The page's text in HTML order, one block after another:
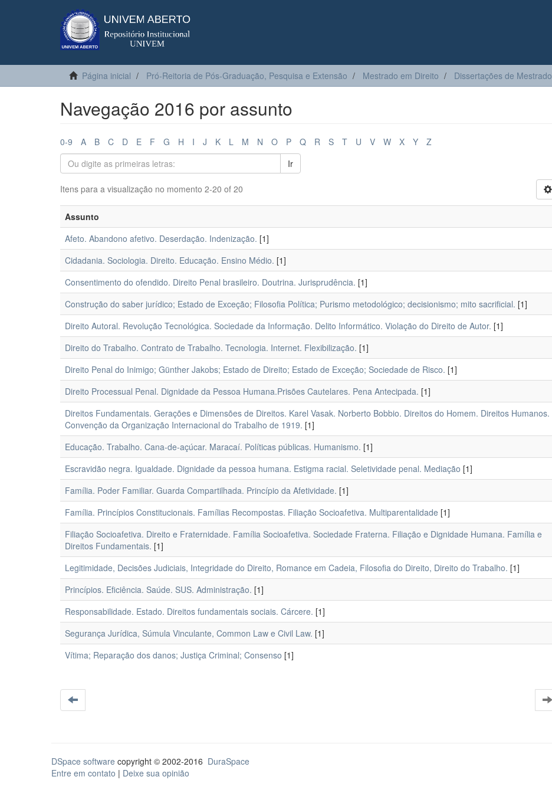
Página inicial Pró-Reitoria de Pós-Graduação, Pesquisa e Extensão Mestrado em Direito Dissertações de Mestrado
Navegação 2016 por assunto
0-9 A B C D E F G H I J K L M N O P Q R S T U V W X Y
Z
Ir
Itens para a visualização no momento 2-20 of 20
Assunto
Afeto. Abandono afetivo. Deserdação. Indenização. [1]
Cidadania. Sociologia. Direito. Educação. Ensino Médio. [1]
Consentimento do ofendido. Direito Penal brasileiro. Doutrina. Jurisprudência. [1]
Construção do saber jurídico; Estado de Exceção; Filosofia Política; Purismo metodológico; decisionismo; mito sacrificial. [1]
Direito Autoral. Revolução Tecnológica. Sociedade da Informação. Delito Informático. Violação do Direito de Autor. [1]
Direito do Trabalho. Contrato de Trabalho. Tecnologia. Internet. Flexibilização. [1]
Direito Penal do Inimigo; Günther Jakobs; Estado de Direito; Estado de Exceção; Sociedade de Risco. [1]
Direito Processual Penal. Dignidade da Pessoa Humana.Prisões Cautelares. Pena Antecipada. [1]
Direitos Fundamentais. Gerações e Dimensões de Direitos. Karel Vasak. Norberto Bobbio. Direitos do Homem. Direitos Humanos.
Convenção da Organização Internacional do Trabalho de 1919. [1]
Educação. Trabalho. Cana-de-açúcar. Maracaí. Políticas públicas. Humanismo. [1]
Escravidão negra. Igualdade. Dignidade da pessoa humana. Estigma racial. Seletividade penal. Mediação [1]
Família. Poder Familiar. Guarda Compartilhada. Princípio da Afetividade. [1]
Família. Princípios Constitucionais. Famílias Recompostas. Filiação Socioafetiva. Multiparentalidade [1]
Filiação Socioafetiva. Direito e Fraternidade. Família Socioafetiva. Sociedade Fraterna. Filiação e Dignidade Humana. Família e
Direitos Fundamentais. [1]
Legitimidade, Decisões Judiciais, Integridade do Direito, Romance em Cadeia, Filosofia do Direito, Direito do Trabalho. [1]
Princípios. Eficiência. Saúde. SUS. Administração. [1]
Responsabilidade. Estado. Direitos fundamentais sociais. Cárcere. [1]
Segurança Jurídica, Súmula Vinculante, Common Law e Civil Law. [1]
Vítima; Reparação dos danos; Justiça Criminal; Consenso [1]
DSpace software copyright © 2002-2016 DuraSpace
Entre em contato | Deixe sua opinião